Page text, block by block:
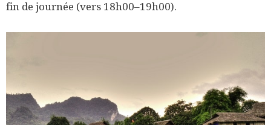
fin de journée (vers 18h00–19h00).